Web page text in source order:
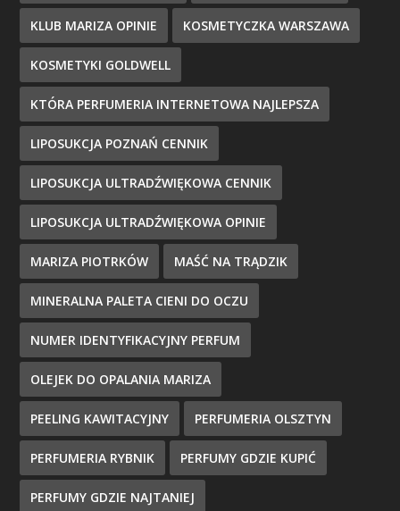
KLUB MARIZA OPINIE KOSMETYCZKA WARSZAWA
KOSMETYKI GOLDWELL
KTÓRA PERFUMERIA INTERNETOWA NAJLEPSZA
LIPOSUKCJA POZNAŃ CENNIK
LIPOSUKCJA ULTRADŹWIĘKOWA CENNIK
LIPOSUKCJA ULTRADŹWIĘKOWA OPINIE
MARIZA PIOTRKÓW MAŚĆ NA TRĄDZIK
MINERALNA PALETA CIENI DO OCZU
NUMER IDENTYFIKACYJNY PERFUM
OLEJEK DO OPALANIA MARIZA
PEELING KAWITACYJNY PERFUMERIA OLSZTYN
PERFUMERIA RYBNIK PERFUMY GDZIE KUPIĆ
PERFUMY GDZIE NAJTANIEJ